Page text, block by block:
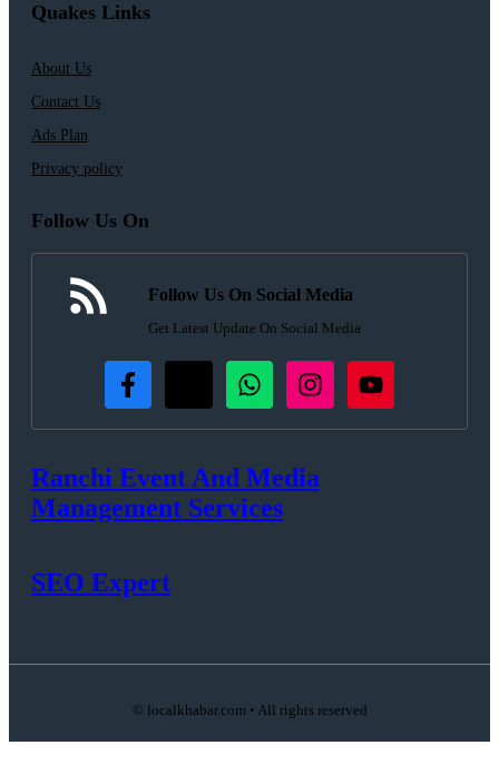
Quakes Links
About Us
Contact Us
Ads Plan
Privacy policy
Follow Us On
Follow Us On Social Media
Get Latest Update On Social Media
Ranchi Event And Media
Management Services
SEO Expert
© localkhabar.com • All rights reserved